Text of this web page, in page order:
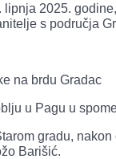
2025.
s područja
na brdu Gradac
u Pagu u
gradu,
Barišić.